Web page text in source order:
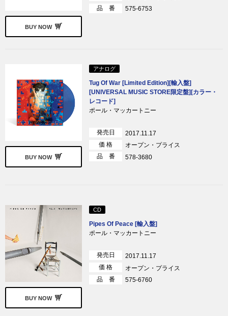
BUY NOW
品 番
575-6753
BUY NOW
アナログ
Tug Of War [Limited Edition][輸入盤]
[UNIVERSAL MUSIC STORE限定盤][カラー・
レコード]
ポール・マッカートニー
発売日
2017.11.17
価 格
オープン・プライス
品 番
578-3680
BUY NOW
CD
Pipes Of Peace [輸入盤]
ポール・マッカートニー
発売日
2017.11.17
価 格
オープン・プライス
品 番
575-6760